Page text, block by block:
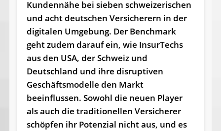
Kundennähe bei sieben schweizerischen
und acht deutschen Versicherern in der
digitalen Umgebung. Der Benchmark
geht zudem darauf ein, wie InsurTechs
aus den USA, der Schweiz und
Deutschland und ihre disruptiven
Geschäftsmodelle den Markt
beeinflussen. Sowohl die neuen Player
als auch die traditionellen Versicherer
schöpfen ihr Potenzial nicht aus, und es